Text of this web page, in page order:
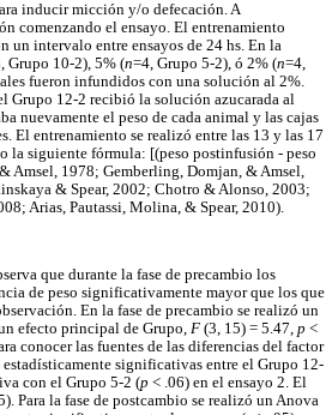
inducir micción y/o defecación. A
comenzando el ensayo. El entrenamiento
un intervalo entre ensayos de 24 hs. En la
Grupo 10-2), 5% (n=4, Grupo 5-2), ó 2% (n=4,
fueron infundidos con una solución al 2%.
Grupo 12-2 recibió la solución azucarada al
nuevamente el peso de cada animal y las cajas
El entrenamiento se realizó entre las 13 y las 17
la siguiente fórmula: [(peso postinfusión - peso
Amsel, 1978; Gemberling, Domjan, & Amsel,
& Spear, 2002; Chotro & Alonso, 2003;
Arias, Pautassi, Molina, & Spear, 2010).
que durante la fase de precambio los
de peso significativamente mayor que los que
En la fase de precambio se realizó un
efecto principal de Grupo, F (3, 15) = 5.47, p <
conocer las fuentes de las diferencias del factor
significativas entre el Grupo 12-
con el Grupo 5-2 (p < .06) en el ensayo 2. El
Para la fase de postcambio se realizó un Anova